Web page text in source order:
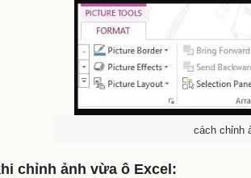
cách chỉnh
chỉnh ảnh vừa ô Excel: